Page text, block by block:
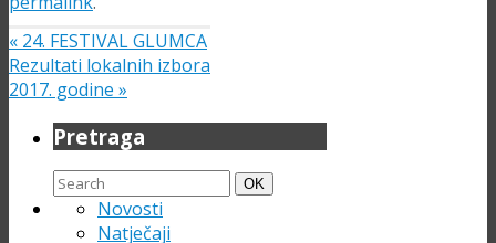
« 24. FESTIVAL GLUMCA
Rezultati lokalnih izbora
2017. godine »
Pretraga
Search
for:
Search
OK
Novosti
Natječaji